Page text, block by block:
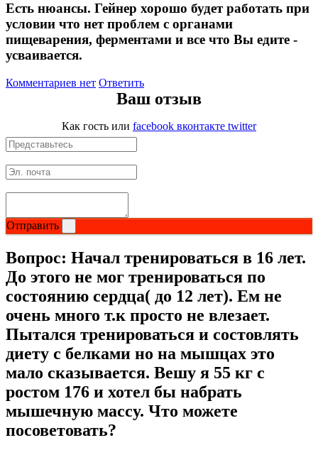
Адаптогены и Ноотропы
Здоровая печень
Здоровье костей
Иммунитет
Коэнзим Q10
Лецитин
Пищеварение
Сердце и Сосуды
Щитовидная железа
Омега жиры
Есть нюансы. Гейнер хорошо будет работать при
условии что нет проблем с органами
пищеварения, ферментами и все что Вы едите -
усваивается.
Комментариев нет Ответить
Ваш отзыв
Как гость или facebook вконтакте twitter
Отправить
Вопрос: Начал тренироваться в 16 лет.
До этого не мог тренироваться по
состоянию сердца( до 12 лет). Ем не
очень много т.к просто не влезает.
Пытался тренироваться и состовлять
диету с белками но на мышцах это
мало сказывается. Вешу я 55 кг с
ростом 176 и хотел бы набрать
мышечную массу. Что можете
посоветовать?